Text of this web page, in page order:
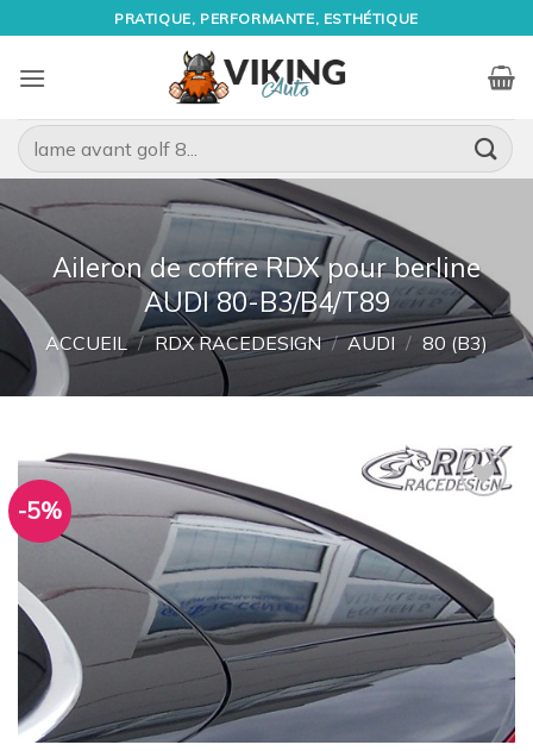
au
contenu
PRATIQUE, PERFORMANTE, ESTHÉTIQUE
Recherche
pour :
Aileron de coffre RDX pour berline
AUDI 80-B3/B4/T89
ACCUEIL / RDX RACEDESIGN / AUDI / 80 (B3)
-5%
wishlist